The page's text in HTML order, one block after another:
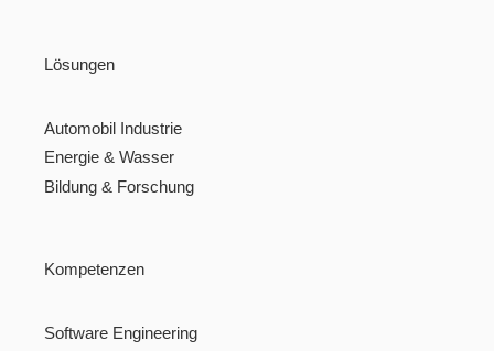
Lösungen
Automobil Industrie
Energie & Wasser
Bildung & Forschung
Kompetenzen
Software Engineering